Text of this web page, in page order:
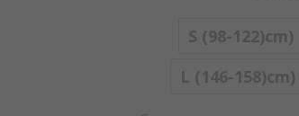
S (98-122)cm)
L (146-158)cm)